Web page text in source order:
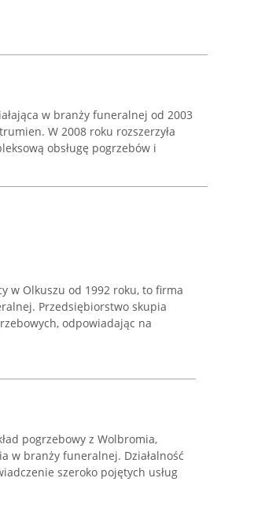
w branży funeralnej od 2003
W 2008 roku rozszerzyła
obsługę pogrzebów i
w Olkuszu od 1992 roku, to firma
Przedsiębiorstwo skupia
odpowiadając na
pogrzebowy z Wolbromia,
w branży funeralnej. Działalność
szeroko pojętych usług